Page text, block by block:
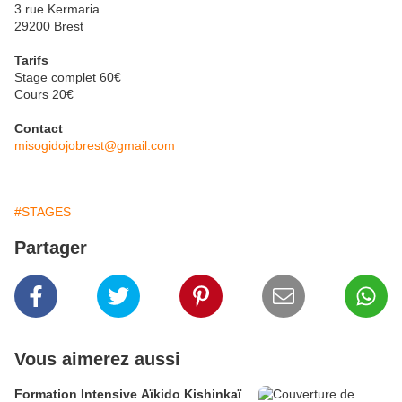
3 rue Kermaria
29200 Brest
Tarifs
Stage complet 60€
Cours 20€
Contact
misogidojobrest@gmail.com
#STAGES
Partager
Vous aimerez aussi
Formation Intensive Aïkido Kishinkaï